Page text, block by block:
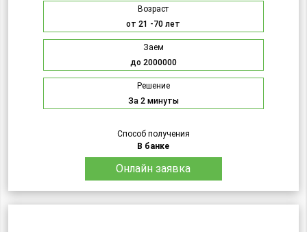
Возраст
от 21 -70 лет
Заем
до 2000000
Решение
За 2 минуты
Способ получения
В банке
Онлайн заявка